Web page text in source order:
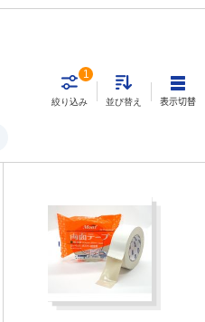
絞り込み
1
並び替え 表示切替